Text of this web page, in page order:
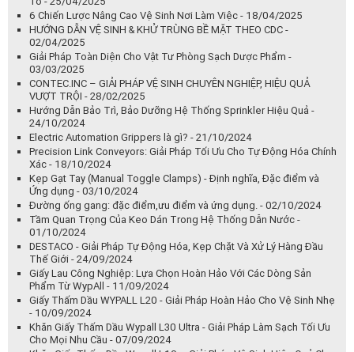
Weld-On Irrigation Cements – Giải pháp kết dính tối ưu cho hệ
thống tưới tiêu - 22/07/2025
6 Mẹo Cải Thiện Vệ Sinh Nơi Làm Việc - 11/06/2025
Dung dịch khử khuẩn là gì? Công dụng và lý do bạn nên dùng -
09/06/2025
Chiến lược tái chế hiệu quả và xu hướng mới cho doanh nghiệp: Khi
phát triển bền vững trở thành chỉ số đánh giá hiệu suất -
26/05/2025
Độ Chính Xác Và Độ Sạch – Chuẩn Mực Mới Trong Hoàn Thiện Ô
Tô - 25/04/2025
6 Chiến Lược Nâng Cao Vệ Sinh Nơi Làm Việc - 18/04/2025
HƯỚNG DẪN VỆ SINH & KHỬ TRÙNG BỀ MẶT THEO CDC -
02/04/2025
Giải Pháp Toàn Diện Cho Vật Tư Phòng Sạch Dược Phẩm -
03/03/2025
CONTEC.INC – GIẢI PHÁP VỆ SINH CHUYÊN NGHIỆP, HIỆU QUẢ
VƯỢT TRỘI - 28/02/2025
Hướng Dẫn Bảo Trì, Bảo Dưỡng Hệ Thống Sprinkler Hiệu Quả -
24/10/2024
Electric Automation Grippers là gì? - 21/10/2024
Precision Link Conveyors: Giải Pháp Tối Ưu Cho Tự Động Hóa Chính
Xác - 18/10/2024
Kẹp Gạt Tay (Manual Toggle Clamps) - Định nghĩa, Đặc điểm và
Ứng dụng - 03/10/2024
Đường ống gang: đặc điểm,ưu điểm và ứng dụng. - 02/10/2024
Tầm Quan Trọng Của Keo Dán Trong Hệ Thống Dẫn Nước -